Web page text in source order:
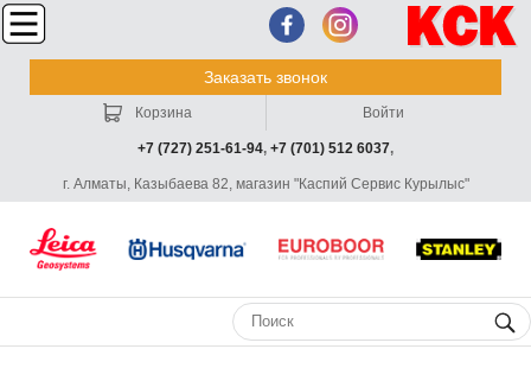
Заказать звонок
+7 (727) 251-61-94, +7 (701) 512 6037,
г. Алматы, Казыбаева 82, магазин "Каспий Сервис Курылыс"
Корзина Войти